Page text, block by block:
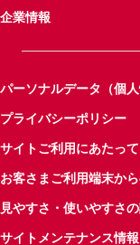
企業情報
パーソナルデータ（個
プライバシーポリシー
サイトご利用にあたって
お客さまご利用端末か
見やすさ・使いやすさ
サイトメンテナンス情報